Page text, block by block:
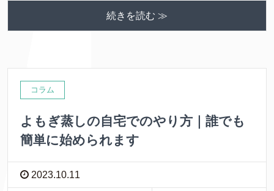
続きを読む ≫
コラム
よもぎ蒸しの自宅でのやり方｜誰でも
簡単に始められます
2023.10.11